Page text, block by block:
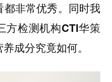
非常优秀。同时我
方检测机构CTI华策
成分究竟如何。